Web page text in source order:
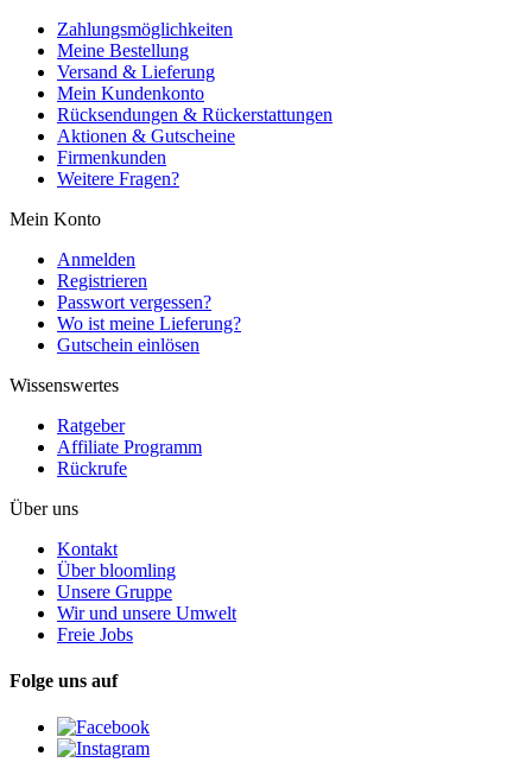
Zahlungsmöglichkeiten
Meine Bestellung
Versand & Lieferung
Mein Kundenkonto
Rücksendungen & Rückerstattungen
Aktionen & Gutscheine
Firmenkunden
Weitere Fragen?
Mein Konto
Anmelden
Registrieren
Passwort vergessen?
Wo ist meine Lieferung?
Gutschein einlösen
Wissenswertes
Ratgeber
Affiliate Programm
Rückrufe
Über uns
Kontakt
Über bloomling
Unsere Gruppe
Wir und unsere Umwelt
Freie Jobs
Folge uns auf